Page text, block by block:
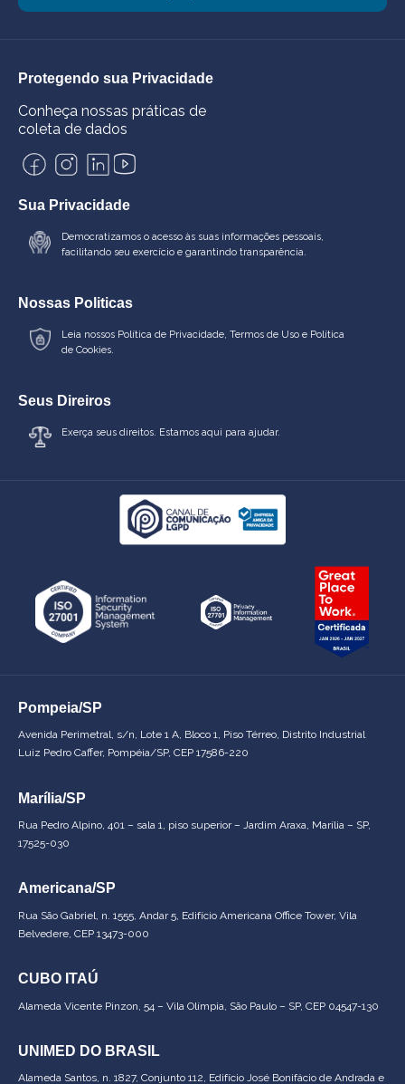
Protegendo sua Privacidade
Conheça nossas práticas de
coleta de dados
Sua Privacidade
Democratizamos o acesso às suas informações pessoais,
facilitando seu exercício e garantindo transparência.
Nossas Politicas
Leia nossos Política de Privacidade,Termos de Uso e Política
de Cookies.
Seus Direiros
Exerça seus direitos. Estamos aqui para ajudar.
Pompeia/SP
Avenida Perimetral, s/n, Lote 1 A, Bloco 1, Piso Térreo, Distrito Industrial
Luiz Pedro Caffer, Pompéia/SP, CEP 17586-220
Marília/SP
Rua Pedro Alpino, 401 – sala 1, piso superior – Jardim Araxa, Marília – SP,
17525-030
Americana/SP
Rua São Gabriel, n. 1555, Andar 5, Edifício Americana Office Tower, Vila
Belvedere, CEP 13473-000
CUBO ITAÚ
Alameda Vicente Pinzon, 54 – Vila Olímpia, São Paulo – SP, CEP 04547-130
UNIMED DO BRASIL
Alameda Santos, n. 1827, Conjunto 112, Edifício José Bonifácio de Andrada e